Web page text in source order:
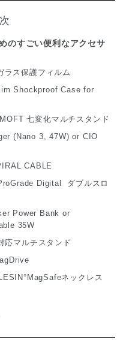
のすごい便利なアクセサ
ラス保護フィルム
Shockproof Case for
七変化マルチスタンド
(Nano 3, 47W) or CIO
CABLE
Digital ダブルスロ
Power Bank or
35W
応マルチスタンド
ネックレス